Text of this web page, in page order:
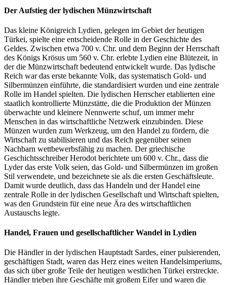
Der Aufstieg der lydischen Münzwirtschaft
Das kleine Königreich Lydien, gelegen im Gebiet der heutigen
Türkei, spielte eine entscheidende Rolle in der Geschichte des
Geldes. Zwischen etwa 700 v. Chr. und dem Beginn der Herrschaft
des Königs Krösus um 560 v. Chr. erlebte Lydien eine Blütezeit, in
der die Münzwirtschaft bedeutend entwickelt wurde. Das lydische
Reich war das erste bekannte Volk, das systematisch Gold- und
Silbermünzen einführte, die standardisiert wurden und eine zentrale
Rolle im Handel spielten. Die lydischen Herrscher etablierten eine
staatlich kontrollierte Münzstätte, die die Produktion der Münzen
überwachte und kleinere Nennwerte schuf, um immer mehr
Menschen in das wirtschaftliche Netzwerk einzubinden. Diese
Münzen wurden zum Werkzeug, um den Handel zu fördern, die
Wirtschaft zu stabilisieren und das Reich gegenüber seinen
Nachbarn wettbewerbsfähig zu machen. Der griechische
Geschichtsschreiber Herodot berichtete um 600 v. Chr., dass die
Lyder das erste Volk seien, das Gold- und Silbermünzen im großen
Stil verwendete, und bezeichnete sie als die ersten Geschäftsleute.
Damit wurde deutlich, dass das Handeln und der Handel eine
zentrale Rolle in der lydischen Gesellschaft und Wirtschaft spielten,
was den Grundstein für eine neue Ära des wirtschaftlichen
Austauschs legte.
Handel, Frauen und gesellschaftlicher Wandel in Lydien
Die Händler in der lydischen Hauptstadt Sardes, einer pulsierenden,
geschäftigen Stadt, waren das Herz eines weiten Handelsimperiums,
das sich über große Teile der heutigen westlichen Türkei erstreckte.
Händler trieben ihre Geschäfte mit großem Eifer und waren die